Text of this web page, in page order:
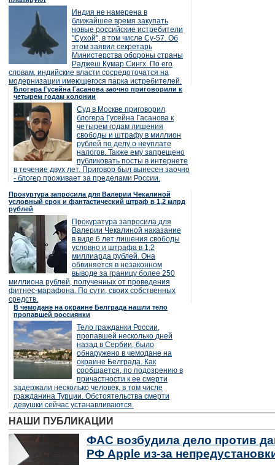
Индия не намерена в
ближайшее время закупать
новые российские истребители
"Сухой", в том числе Су-57. Об
этом заявил секретарь
Министерства обороны страны
Раджеш Кумар Сингх. По его
словам, индийские власти сосредоточатся на
модернизации имеющегося парка истребителей.
Блогера Гусейна Гасанова заочно приговорили к
четырем годам колонии
Суд в Москве приговорил
блогера Гусейна Гасанова к
четырем годам лишения
свободы и штрафу в миллион
рублей по делу о неуплате
налогов. Также ему запрещено
публиковать посты в интернете
в течение двух лет. Приговор был вынесен заочно
- блогер проживает за пределами России.
Прокуртура запросила для Валерии Чекалиной
условный срок и фантастический штраф в 1,2 млрд
рублей
Прокуратура запросила для
Валерии Чекалиной наказание
в виде 6 лет лишения свободы
условно и штрафа в 1,2
миллиарда рублей. Она
обвиняется в незаконном
выводе за границу более 250
миллиона рублей, полученных от проведения
фитнес-марафона. По сути, своих собственных
средств.
В чемодане на окраине Белграда нашли тело
пропавшей россиянки
Тело гражданки России,
пропавшей несколько дней
назад в Сербии, было
обнаружено в чемодане на
окраине Белграда. Как
сообщается, по подозрению в
причастности к ее смерти
задержали несколько человек, в том числе
гражданина Турции. Обстоятельства смерти
девушки сейчас устанавливаются.
НАШИ ПУБЛИКАЦИИ
ФАС возбудила дело против
РФ Apple из-за